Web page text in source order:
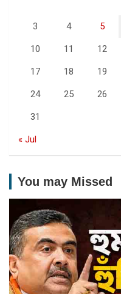
3 4 5
10 11 12
17 18 19
24 25 26
31
« Jul
You may Missed